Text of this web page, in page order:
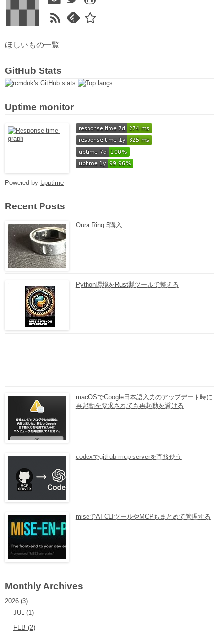
ほしいもの一覧
GitHub Stats
Uptime monitor
Powered by Upptime
Recent Posts
Oura Ring 5購入
Python環境をRust製ツールで整える
macOSでGoogle日本語入力のアップデート時に
再起動を要求されても再起動を避ける
codexでgithub-mcp-serverを直接使う
miseでAI CLIツールやMCPもまとめて管理する
Monthly Archives
2026 (3)
JUL (1)
FEB (2)